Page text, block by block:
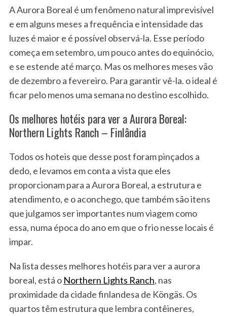
A Aurora Boreal é um fenômeno natural imprevisível
e em alguns meses a frequência e intensidade das
luzes é maior e é possível observá-la. Esse período
começa em setembro, um pouco antes do equinócio,
e se estende até março. Mas os melhores meses vão
de dezembro a fevereiro. Para garantir vê-la. o ideal é
ficar pelo menos uma semana no destino escolhido.
Os melhores hotéis para ver a Aurora Boreal:
Northern Lights Ranch – Finlândia
Todos os hoteis que desse post foram pinçados a
dedo, e levamos em conta a vista que eles
proporcionam para a Aurora Boreal, a estrutura e
atendimento, e o aconchego, que também são itens
que julgamos ser importantes num viagem como
essa, numa época do ano em que o frio nesse locais é
impar.
Na lista desses melhores hotéis para ver a aurora
boreal, está o Northern Lights Ranch, nas
proximidade da cidade finlandesa de Köngäs. Os
quartos têm estrutura que lembra contêineres,